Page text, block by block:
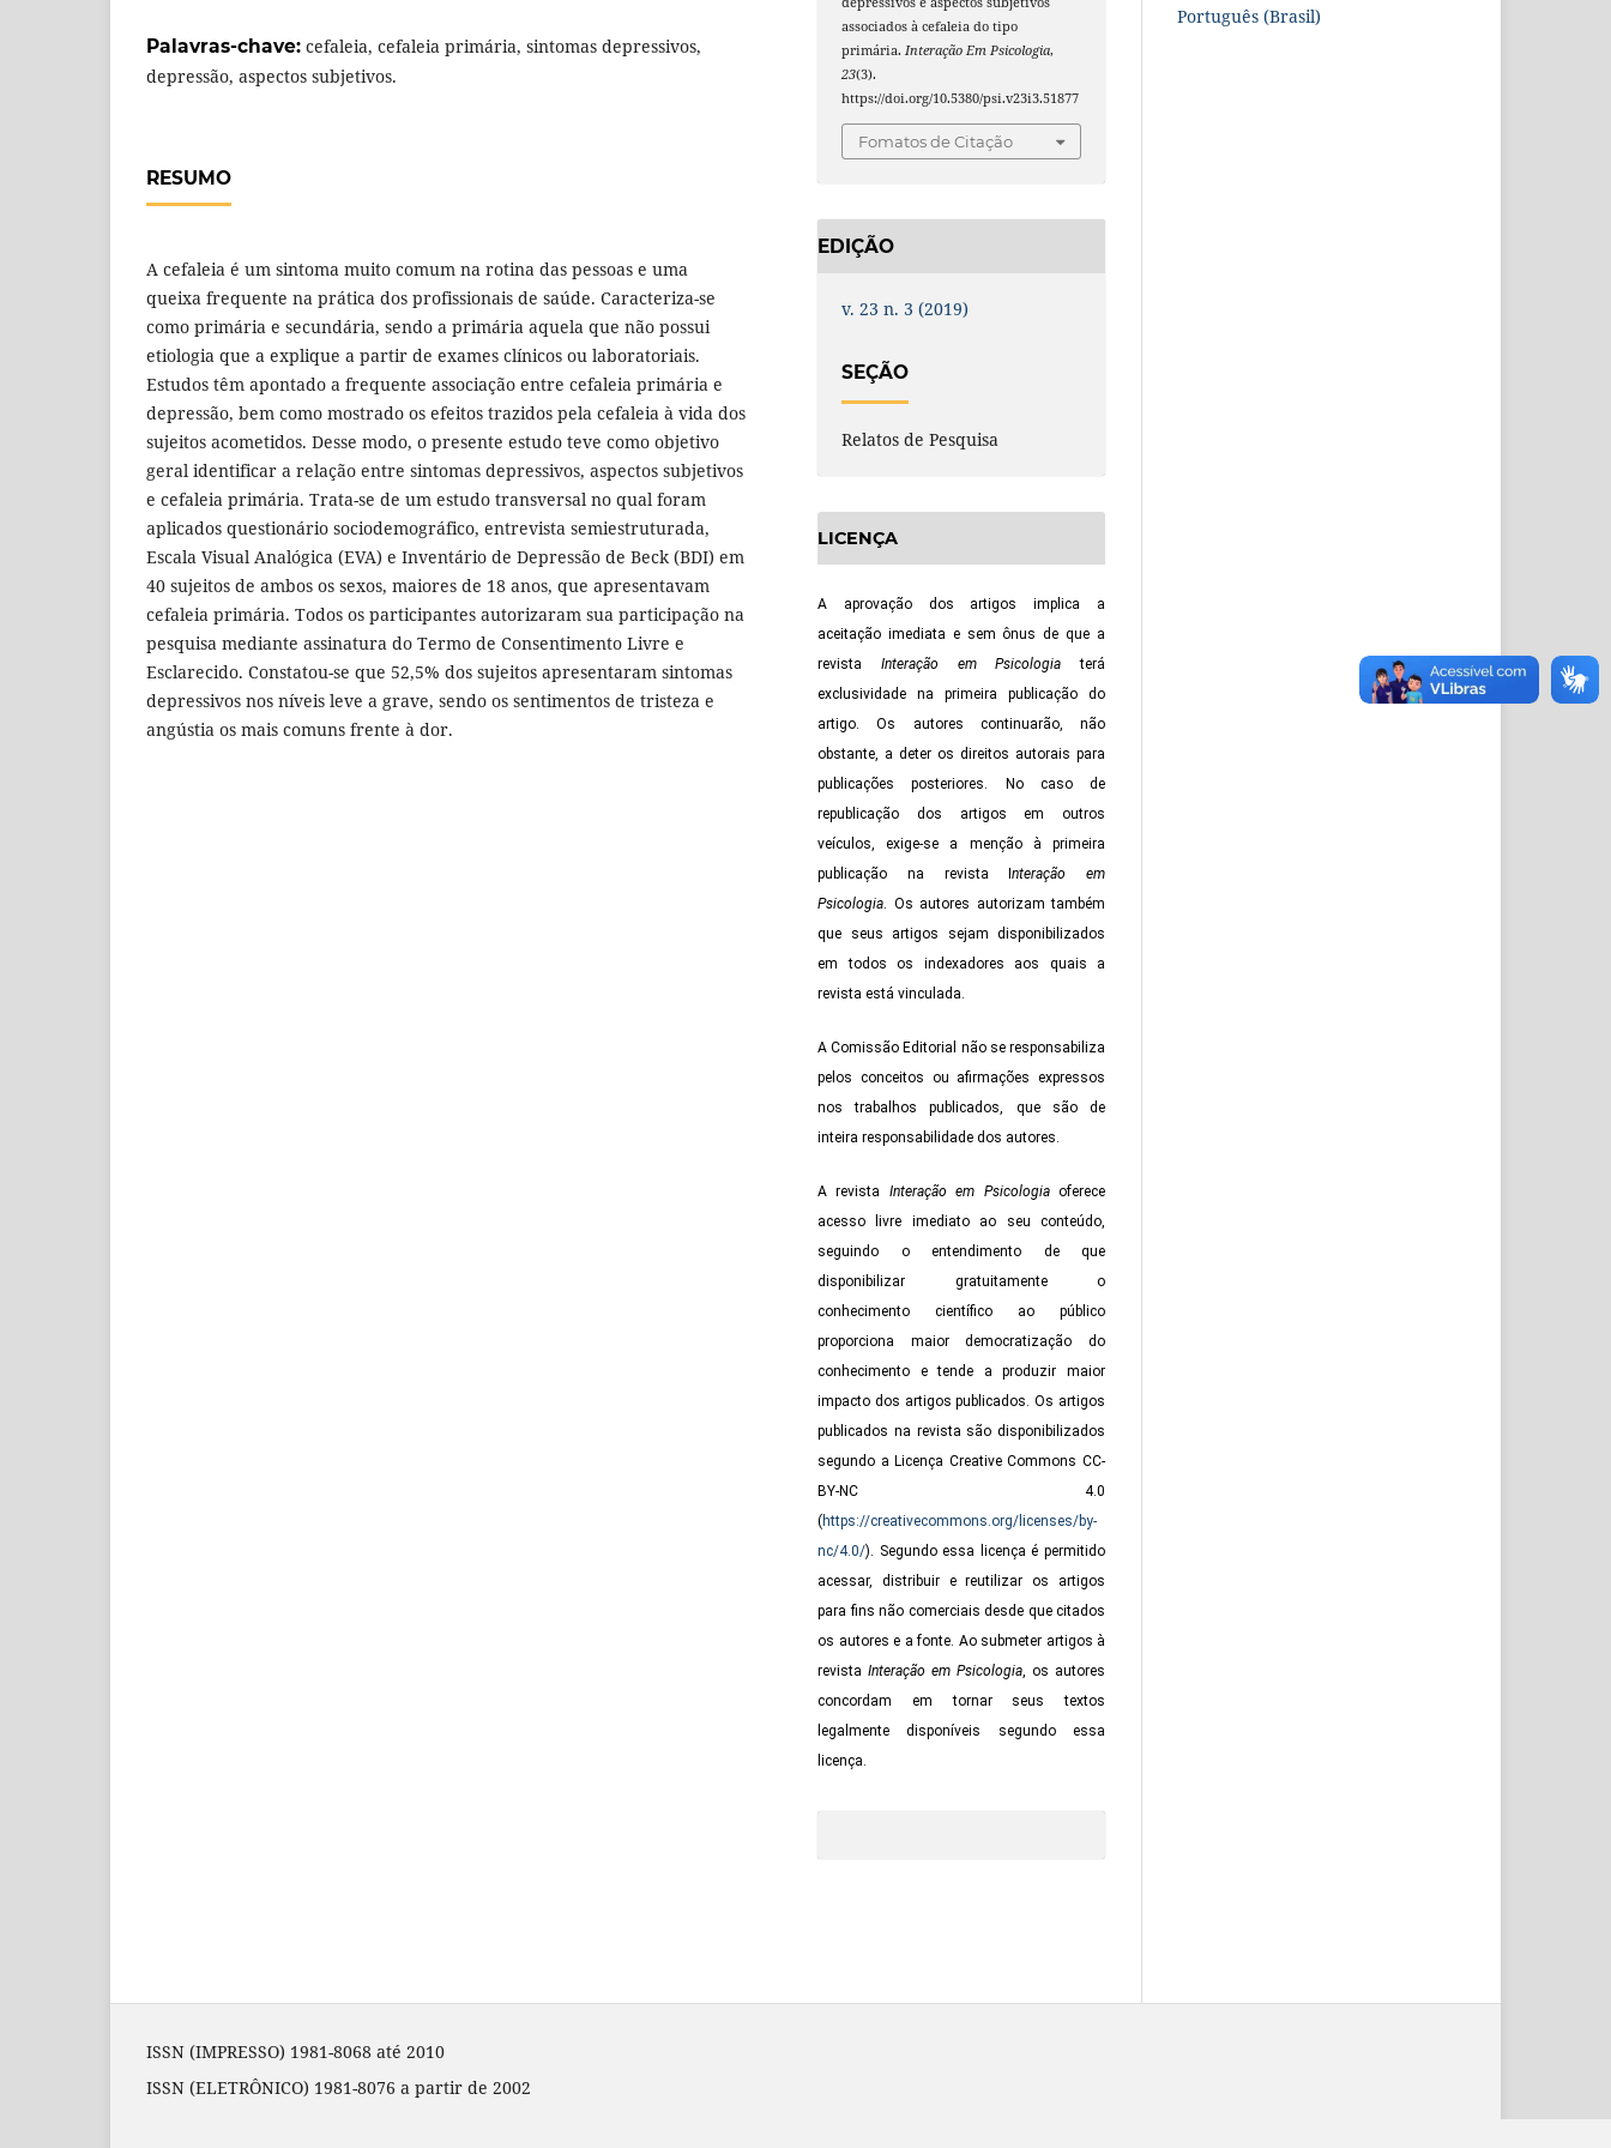
Palavras-chave: cefaleia, cefaleia primária, sintomas depressivos,
depressão, aspectos subjetivos.
RESUMO
A cefaleia é um sintoma muito comum na rotina das pessoas e uma
queixa frequente na prática dos profissionais de saúde. Caracteriza-se
como primária e secundária, sendo a primária aquela que não possui
etiologia que a explique a partir de exames clínicos ou laboratoriais.
Estudos têm apontado a frequente associação entre cefaleia primária e
depressão, bem como mostrado os efeitos trazidos pela cefaleia à vida dos
sujeitos acometidos. Desse modo, o presente estudo teve como objetivo
geral identificar a relação entre sintomas depressivos, aspectos subjetivos
e cefaleia primária. Trata-se de um estudo transversal no qual foram
aplicados questionário sociodemográfico, entrevista semiestruturada,
Escala Visual Analógica (EVA) e Inventário de Depressão de Beck (BDI) em
40 sujeitos de ambos os sexos, maiores de 18 anos, que apresentavam
cefaleia primária. Todos os participantes autorizaram sua participação na
pesquisa mediante assinatura do Termo de Consentimento Livre e
Esclarecido. Constatou-se que 52,5% dos sujeitos apresentaram sintomas
depressivos nos níveis leve a grave, sendo os sentimentos de tristeza e
angústia os mais comuns frente à dor.
associados à cefaleia do tipo
primária.Interação Em Psicologia,
23(3).
https://doi.org/10.5380/psi.v23i3.51877
Fomatos de Citação
EDIÇÃO
v. 23 n. 3 (2019)
SEÇÃO
Relatos de Pesquisa
LICENÇA
A aprovação dos artigos implica a
aceitação imediata e sem ônus de que a
revista Interação em Psicologia terá
exclusividade na primeira publicação do
artigo. Os autores continuarão, não
obstante, a deter os direitos autorais para
publicações posteriores. No caso de
republicação dos artigos em outros
veículos, exige-se a menção à primeira
publicação na revista Interação em
Psicologia. Os autores autorizam também
que seus artigos sejam disponibilizados
em todos os indexadores aos quais a
revista está vinculada.
A Comissão Editorial não se responsabiliza
pelos conceitos ou afirmações expressos
nos trabalhos publicados, que são de
inteira responsabilidade dos autores.
A revista Interação em Psicologiaoferece
acesso livre imediato ao seu conteúdo,
seguindo o entendimento de que
disponibilizar gratuitamente o
conhecimento científico ao público
proporciona maior democratização do
conhecimento e tende a produzir maior
impacto dos artigos publicados. Os artigos
publicados na revista são disponibilizados
segundo a Licença Creative Commons CC-
BY-NC 4.0
(https://creativecommons.org/licenses/by-
nc/4.0/). Segundo essa licença é permitido
acessar, distribuir e reutilizar os artigos
para fins não comerciais desde que citados
os autores e a fonte. Ao submeter artigos à
revista Interação em Psicologia, os autores
concordam em tornar seus textos
legalmente disponíveis segundo essa
licença.
Português (Brasil)
ISSN (IMPRESSO) 1981-8068 até 2010
ISSN (ELETRÔNICO) 1981-8076 a partir de 2002